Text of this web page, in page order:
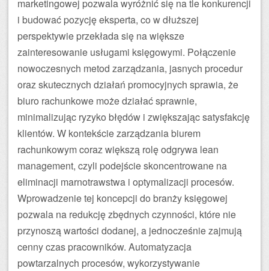
marketingowej pozwala wyróżnić się na tle konkurencji
i budować pozycję eksperta, co w dłuższej
perspektywie przekłada się na większe
zainteresowanie usługami księgowymi. Połączenie
nowoczesnych metod zarządzania, jasnych procedur
oraz skutecznych działań promocyjnych sprawia, że
biuro rachunkowe może działać sprawnie,
minimalizując ryzyko błędów i zwiększając satysfakcję
klientów. W kontekście zarządzania biurem
rachunkowym coraz większą rolę odgrywa lean
management, czyli podejście skoncentrowane na
eliminacji marnotrawstwa i optymalizacji procesów.
Wprowadzenie tej koncepcji do branży księgowej
pozwala na redukcję zbędnych czynności, które nie
przynoszą wartości dodanej, a jednocześnie zajmują
cenny czas pracowników. Automatyzacja
powtarzalnych procesów, wykorzystywanie